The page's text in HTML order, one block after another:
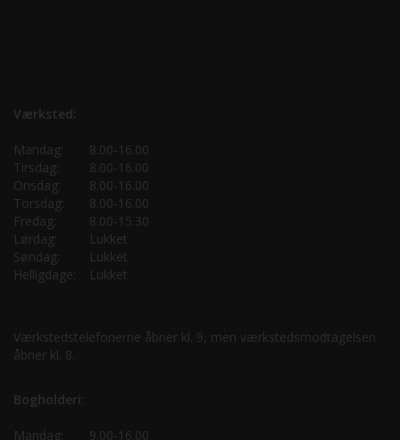
Værksted:
Mandag:
8.00-16.00
Tirsdag:
8.00-16.00
Onsdag:
8.00-16.00
Torsdag:
8.00-16.00
Fredag:
8.00-15.30
Lørdag:
Lukket
Søndag:
Lukket
Helligdage:
Lukket
Værkstedstelefonerne åbner kl. 9, men værkstedsmodtagelsen
åbner kl. 8.
Bogholderi:
Mandag: 9.00-16.00